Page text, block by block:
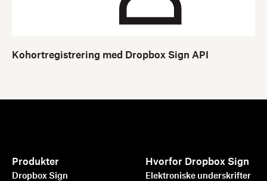
Kohortregistrering med Dropbox Sign API
Produkter
Dropbox Sign
Hvorfor Dropbox Sign
Elektroniske underskrifter